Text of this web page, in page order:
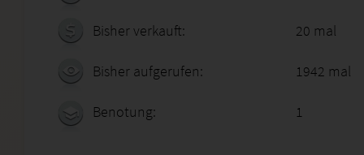
Bisher verkauft: 20 mal
Bisher aufgerufen: 1942 mal
Benotung: 1